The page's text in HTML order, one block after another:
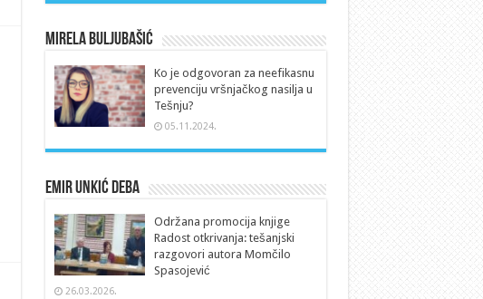
Mirela Buljubašić
Ko je odgovoran za neefikasnu
prevenciju vršnjačkog nasilja u
Tešnju?
05.11.2024.
Emir Unkić Deba
Održana promocija knjige
Radost otkrivanja: tešanjski
razgovori autora Momčilo
Spasojević
26.03.2026.